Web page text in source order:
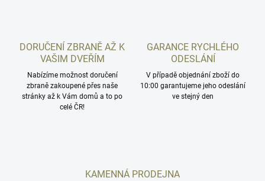
DORUČENÍ ZBRANĚ AŽ K
VAŠIM DVEŘÍM
Nabízíme možnost doručení
zbraně zakoupené přes naše
stránky až k Vám domů a to po
celé ČR!
GARANCE RYCHLÉHO
ODESLÁNÍ
V případě objednání zboží do
10:00 garantujeme jeho odeslání
ve stejný den
KAMENNÁ PRODEJNA